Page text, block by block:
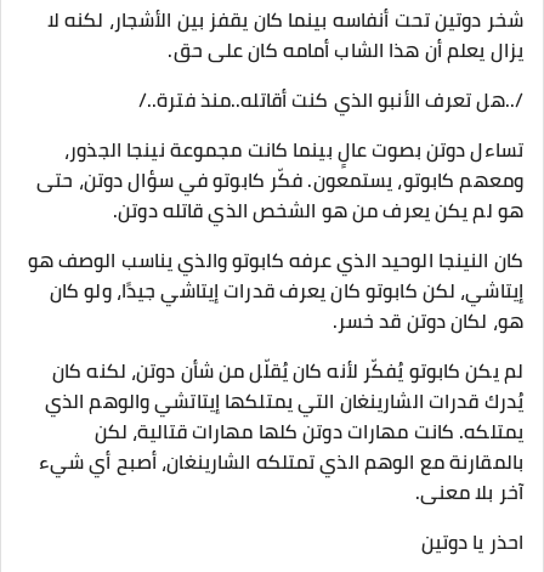
شخر دوتين تحت أنفاسه بينما كان يقفز بين الأشجار، لكنه لا
يزال يعلم أن هذا الشاب أمامه كان على حق.
/..هل تعرف الأنبو الذي كنت أقاتله..منذ فترة../
تساءل دوتن بصوت عالٍ بينما كانت مجموعة نينجا الجذور،
ومعهم كابوتو، يستمعون. فكّر كابوتو في سؤال دوتن، حتى
هو لم يكن يعرف من هو الشخص الذي قاتله دوتن.
كان النينجا الوحيد الذي عرفه كابوتو والذي يناسب الوصف هو
إيتاشي، لكن كابوتو كان يعرف قدرات إيتاشي جيدًا، ولو كان
هو، لكان دوتن قد خسر.
لم يكن كابوتو يُفكّر لأنه كان يُقلّل من شأن دوتن، لكنه كان
يُدرك قدرات الشارينغان التي يمتلكها إيتاتشي والوهم الذي
يمتلكه. كانت مهارات دوتن كلها مهارات قتالية، لكن
بالمقارنة مع الوهم الذي تمتلكه الشارينغان، أصبح أي شيء
آخر بلا معنى.
احذر يا دوتين